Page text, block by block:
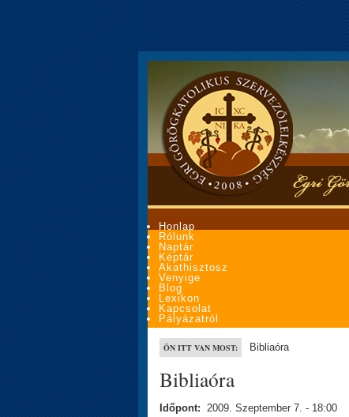
Honlap
Rólunk
Naptár
Képtár
Akathisztosz
Venyige
Blog
Lexikon
Kapcsolat
Pályázatról
ÖN ITT VAN MOST: Bibliaóra
Bibliaóra
Időpont: 2009. Szeptember 7. - 18:00